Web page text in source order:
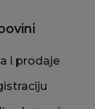
i prodaje